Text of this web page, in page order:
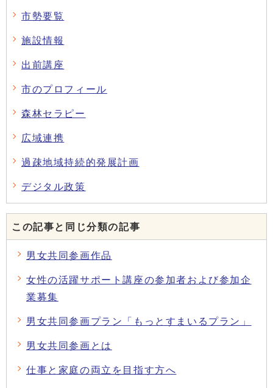
市勢要覧
施設情報
出前講座
市のプロフィール
森林セラピー
広域連携
過疎地域持続的発展計画
デジタル政策
この記事と同じ分類の記事
男女共同参画作品
女性の活躍サポート講座の参加者および参加企
業募集
男女共同参画プラン「もっとすまいるプラン」
男女共同参画とは
仕事と家庭の両立を目指す方へ